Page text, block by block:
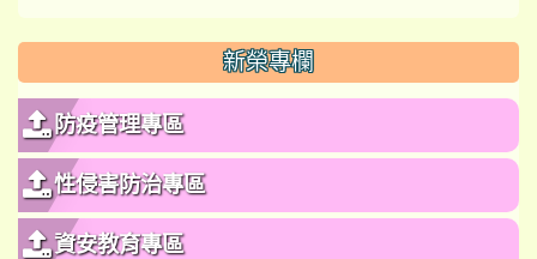
新榮專欄
防疫管理專區
性侵害防治專區
資安教育專區